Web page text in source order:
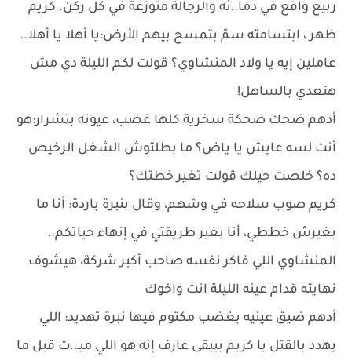
ربيع واقع في دما..ئه والرجالة متوزعة في كل ركن. كريم
ظهر ، ابتسامته سمّ بتمسح بيهم الأرض:يا أهلا يا أهلا..
عاملين إيه يا ولاد المنشاوي؟ قولت لكم الليلة دي مش
هتعدي بالساهل!
أدهم ضحك ضحكة سخرية كلها غضب، عيونه بتشرار:هو
أنت لسه عايش يا ياض؟ ما بطلتوش الشغل الرخيص
ده؟ خلصت حيلك قولت تغير خطتك؟
كريم صوب سلاحه في وشهم، وقال بنبرة باردة: أنا ما
بغيرش خططي، أنا بغير طريقتي في إنهاء حياتكم..
المنشاوي اللي فاكر نفسه صاحب أكبر شركة، هيشوف
نهايته قدام عينه الليلة انت واخوك
أدهم ضيق عينيه بغضب مكتوم فيها نبرة تهديد: اللي
يهدد بالقتل يا كريم بيبقى عارف إنه هو اللي ميـ..ت قبل ما